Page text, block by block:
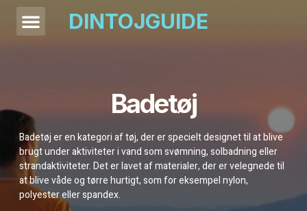
DINTOJGUIDE
Badetøj
Badetøj er en kategori af tøj, der er specielt designet til at blive
brugt under aktiviteter i vand som svømning, solbadning eller
strandaktiviteter. Det er lavet af materialer, der er velegnede til
at blive våde og tørre hurtigt, som for eksempel nylon,
polyester eller spandex.